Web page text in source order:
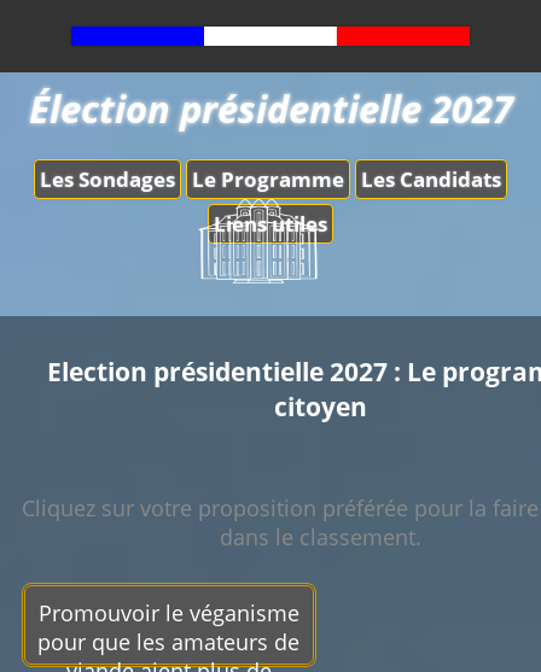
Les Sondages Le Programme
Les Candidats
Liens utiles
Élection présidentielle 2027
Election présidentielle 2027 : Le
citoyen
Cliquez sur votre proposition préférée pour la
dans le classement.
Promouvoir le véganisme
pour que les amateurs de